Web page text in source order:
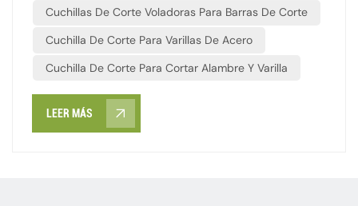
resistente al desgaste incluso en condiciones de trabajo
lisas, lo que las hace perfectamente aptas para tareas
de corte de alta frecuencia, desde colada continua y
forjados en caliente, hasta perfiles, tiras y alambres a
temperatura ambiente, con una vida útil muy
Cuchillas De Corte Voladoras Para Barras De Corte
Cuchilla De Corte Para Varillas De Acero
Cuchilla De Corte Para Cortar Alambre Y Varilla
LEER MÁS